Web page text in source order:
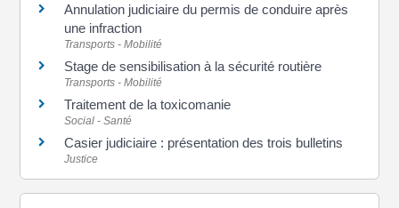
Annulation judiciaire du permis de conduire après
une infraction
Transports - Mobilité
Stage de sensibilisation à la sécurité routière
Transports - Mobilité
Traitement de la toxicomanie
Social - Santé
Casier judiciaire : présentation des trois bulletins
Justice